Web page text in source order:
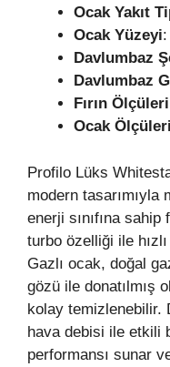
Ocak Yakıt
Ocak Yüzeyi
Davlumbaz
Davlumbaz
Fırın Ölçüleri
Ocak Ölçüleri
Profilo Lüks
modern tasarımıyla
enerji sınıfına
turbo özelliği ile
Gazlı ocak, doğal
gözü ile donatılmış
kolay temizlenebilir.
hava debisi ile etkili
performansı sunar